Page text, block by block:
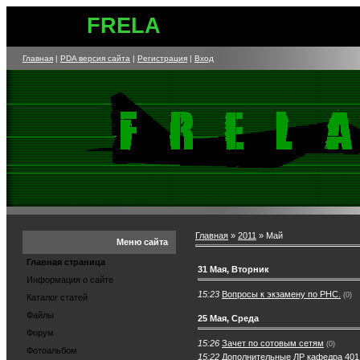
FRELA
Главная | PDA версия сайта | Регистрация | Вход
Меню сайта
Главная страница
Информация о сайте
Каталог статей
Файлы
Форум
Фотоальбом
Главная » 2011 » Май
31 Мая, Вторник
15:23 Вопросы к экзамену по РНС. (0)
25 Мая, Среда
15:26 Зачет по сотовым сетям (0)
15:22 Дополнительные ЛР кафедра 401